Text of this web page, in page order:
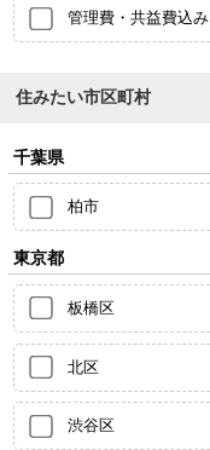
管理費・共益費込み
住みたい市区町村
千葉県
柏市
東京都
板橋区
北区
渋谷区